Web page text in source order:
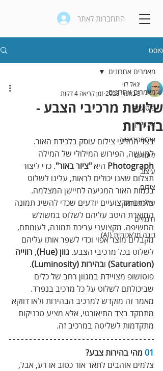
התחברות לאתר
פוסט
מאמרים אחרונים
פוטושופ
אינדיזיין
אילוסטרייטור
לייטרום
עיצוב
צילום
עריכת וידאו
חינמיים
בינה מלאכותית (AI)
מאמרים אחרונים
שלושת מרכיבי הצבע -
בהירות
יגאל לוי
3 באפר׳ 2023
זמן קריאה 4 דקות
בצד המדעי צילום עוסק בלכידת האור.
למעשה, הפירוש המילולי של המילה
Photograph היא "ציור באור". כדי ליצור
תצלום שאנו יכולים לראות, עלינו לשלוט
בכמות האור המגיעה לחיישן המצלמה.
צלמים מקצועיים יודעים שכדי להשיג תמונה
המוארת היטב עליהם לשלוט במשולש
החשיפה. מקצועני עריכת תמונה, לעומתם,
מקבלים מוצר אפוי וכדי לשפר אותו עליהם
לשלוט בכל מרכיבי הצבע. גוון (Hue) , רווייה
(Saturation)
ובהירות (Luminosity)
.
פוטושופ מצויידת במגוון רחב של כלים
שביכולתם לשלוט על כל מרכיב בנפרד.
מאמר זה מוקדש למרכיב הבהירות ולאו דווקא
מתמקד בצד התיאורטי, אלא מציע טכניקות
מתקדמות לשליטה במרכיב זה.
01 מהי בהירות צבע?
צלמים אוהבים לתאר אור כטוב או רע, אבל,